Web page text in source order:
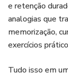
e retenção
analogias que
memorização,
exercícios
Tudo isso em